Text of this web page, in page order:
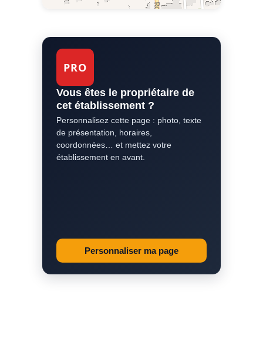
PRO
Vous êtes le propriétaire de
cet établissement ?
Personnalisez cette page : photo, texte
de présentation, horaires,
coordonnées… et mettez votre
établissement en avant.
Personnaliser ma page